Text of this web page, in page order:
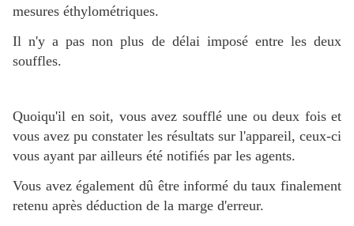
mesures éthylométriques.
Il n'y a pas non plus de délai imposé entre les deux
souffles.
Quoiqu'il en soit, vous avez soufflé une ou deux fois et
vous avez pu constater les résultats sur l'appareil, ceux-ci
vous ayant par ailleurs été notifiés par les agents.
Vous avez également dû être informé du taux finalement
retenu après déduction de la marge d'erreur.